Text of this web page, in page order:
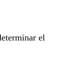
el